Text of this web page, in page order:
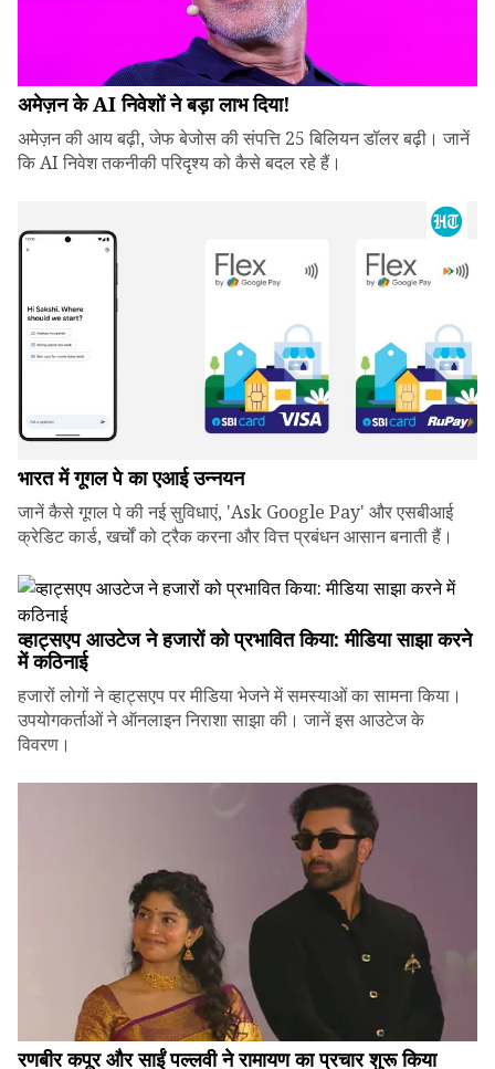
अमेज़न के AI निवेशों ने बड़ा लाभ दिया!
अमेज़न की आय बढ़ी, जेफ बेजोस की संपत्ति 25 बिलियन डॉलर बढ़ी। जानें
कि AI निवेश तकनीकी परिदृश्य को कैसे बदल रहे हैं।
भारत में गूगल पे का एआई उन्नयन
जानें कैसे गूगल पे की नई सुविधाएं, 'Ask Google Pay' और एसबीआई
क्रेडिट कार्ड, खर्चों को ट्रैक करना और वित्त प्रबंधन आसान बनाती हैं।
व्हाट्सएप आउटेज ने हजारों को प्रभावित किया: मीडिया साझा करने
में कठिनाई
हजारों लोगों ने व्हाट्सएप पर मीडिया भेजने में समस्याओं का सामना किया।
उपयोगकर्ताओं ने ऑनलाइन निराशा साझा की। जानें इस आउटेज के
विवरण।
रणबीर कपूर और साईं पल्लवी ने रामायण का प्रचार शुरू किया